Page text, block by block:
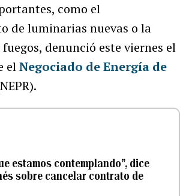
como el
de luminarias nuevas o la
denunció este viernes el
elNegociado de Energía de
estamos contemplando”, dice
sobre cancelar contrato de